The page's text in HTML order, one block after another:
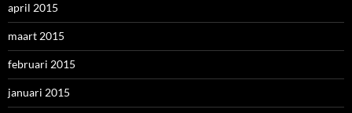
april 2015
maart 2015
februari 2015
januari 2015